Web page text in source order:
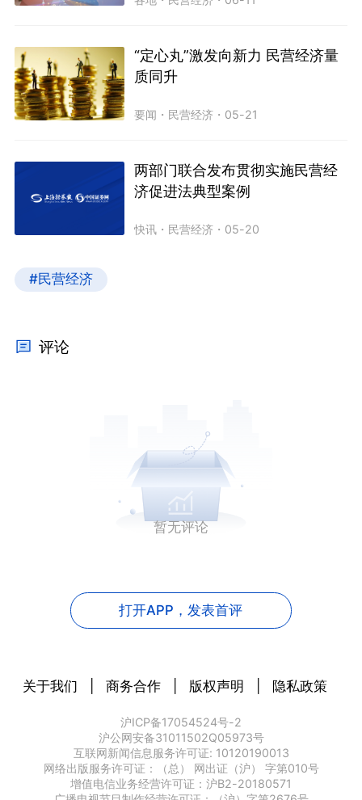
“定心丸”激发向新力 民营经济量
质同升
要闻 ・ 民营经济 ・ 05-21
两部门联合发布贯彻实施民营经
济促进法典型案例
快讯 ・ 民营经济 ・ 05-20
#民营经济
评论
暂无评论
打开APP，发表首评
关于我们 商务合作 版权声明 隐私政策
沪ICP备17054524号-2
沪公网安备31011502Q05973号
互联网新闻信息服务许可证: 10120190013
网络出版服务许可证：（总） 网出证（沪） 字第010号
增值电信业务经营许可证：沪B2-20180571